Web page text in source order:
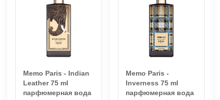
Memo Paris - Indian
Leather 75 ml
парфюмерная вода
Memo Paris -
Inverness 75 ml
парфюмерная вода